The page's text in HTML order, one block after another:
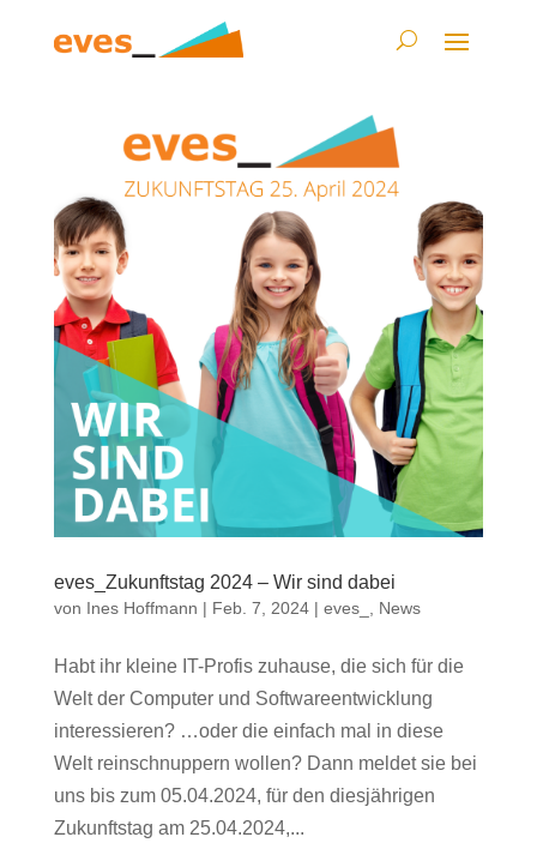
eves_Zukunftstag 2024 – Wir sind dabei
von Ines Hoffmann | Feb. 7, 2024| eves_ , News
Habt ihr kleine IT-Profis zuhause, die sich für die
Welt der Computer und Softwareentwicklung
interessieren? …oder die einfach mal in diese
Welt reinschnuppern wollen? Dann meldet sie bei
uns bis zum 05.04.2024, für den diesjährigen
Zukunftstag am 25.04.2024,...